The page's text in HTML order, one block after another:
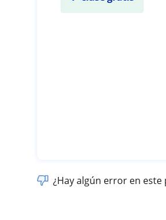
¿Hay algún error en este